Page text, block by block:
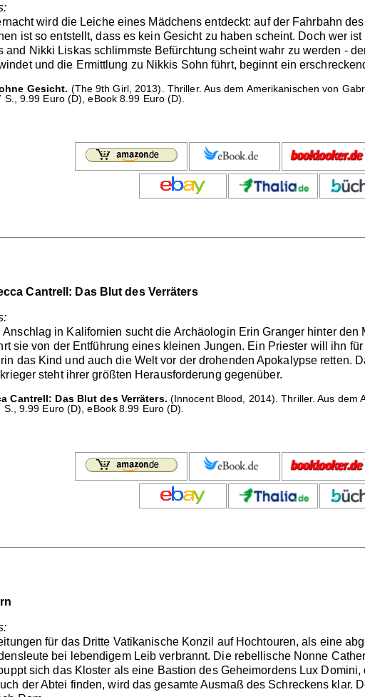
wird die Leiche eines Mädchens entdeckt: auf der Fahrbahn
ist so entstellt, dass es kein Gesicht zu haben scheint. Doch wer
and Nikki Liskas schlimmste Befürchtung scheint wahr zu werden -
und die Ermittlung zu Nikkis Sohn führt, beginnt ein
Gesicht. (The 9th Girl, 2013). Thriller. Aus dem Amerikanischen von
9.99 Euro (D), eBook 8.99 Euro (D).
Cantrell: Das Blut des Verräters
in Kalifornien sucht die Archäologin Erin Granger hinter
sie von der Entführung eines kleinen Jungen. Ein Priester will ihn
das Kind und auch die Welt vor der drohenden Apokalypse retten.
steht ihrer größten Herausforderung gegenüber.
Cantrell: Das Blut des Verräters. (Innocent Blood, 2014). Thriller. Aus dem
9.99 Euro (D), eBook 8.99 Euro (D).
für das Dritte Vatikanische Konzil auf Hochtouren, als eine
bei lebendigem Leib verbrannt. Die rebellische Nonne
sich das Kloster als eine Bastion des Geheimordens Lux
der Abtei finden, wird das gesamte Ausmaß des Schreckens klar.